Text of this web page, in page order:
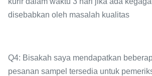
disebabkan oleh masalah kualitas
Q4: Bisakah saya mendapatkan
pesanan sampel tersedia untuk